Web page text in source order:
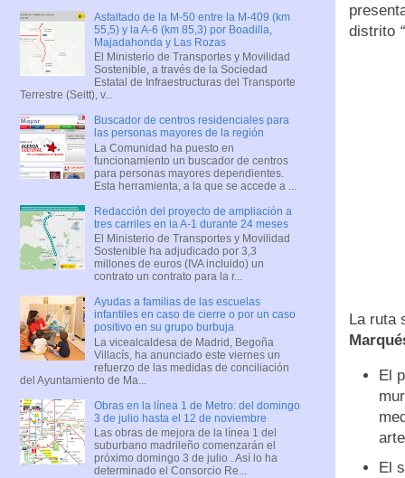
distrito
La ruta
El
El
Asfaltado de la M-50 entre la M-409 (km
55,5) y la A-6 (km 85,3) por Boadilla,
Majadahonda y Las Rozas
El Ministerio de Transportes y Movilidad
Sostenible, a través de la Sociedad
Estatal de Infraestructuras del Transporte
Terrestre (Seitt), v...
Buscador de centros residenciales para
las personas mayores de la región
La Comunidad ha puesto en
funcionamiento un buscador de centros
para personas mayores dependientes.
Esta herramienta, a la que se accede a ...
Redacción del proyecto de ampliación a
tres carriles en la A-1 durante 24 meses
El Ministerio de Transportes y Movilidad
Sostenible ha adjudicado por 3,3
millones de euros (IVA incluido) un
contrato un contrato para la r...
Ayudas a familias de las escuelas
infantiles en caso de cierre o por un caso
positivo en su grupo burbuja
La vicealcaldesa de Madrid, Begoña
Villacís, ha anunciado este viernes un
refuerzo de las medidas de conciliación
del Ayuntamiento de Ma...
Obras en la línea 1 de Metro: del domingo
3 de julio hasta el 12 de noviembre
Las obras de mejora de la línea 1 del
suburbano madrileño comenzarán el
próximo domingo 3 de julio . Así lo ha
determinado el Consorcio Re...